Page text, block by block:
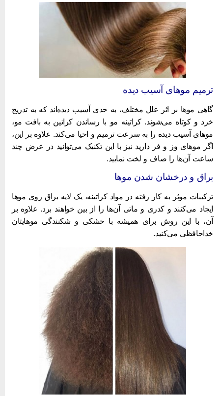
موهای آسیب دیده
موها بر اثر علل مختلف، به حدی آسیب دیده‌اند که به تدریج
و کوتاه می‌شوند. کراتینه مو با رساندن کراتین به بافت مو،
آسیب دیده را به سرعت ترمیم و احیا می‌کند. علاوه بر این،
موهای وز و فر دارید نیز با این تکنیک می‌توانید در عرض چند
آن‌ها را صاف و لخت نمایید.
و درخشان شدن موها
موثر به کار رفته در مواد کراتینه، یک لایه براق روی موها
می‌کنند و کدری و ماتی آن‌ها را از بین خواهند برد. علاوه بر
با این روش برای همیشه با خشکی و شکنندگی موهایتان
می‌کنید.